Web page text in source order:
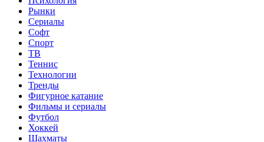
Рынки
Сериалы
Софт
Спорт
ТВ
Теннис
Технологии
Тренды
Фигурное катание
Фильмы и сериалы
Футбол
Хоккей
Шахматы